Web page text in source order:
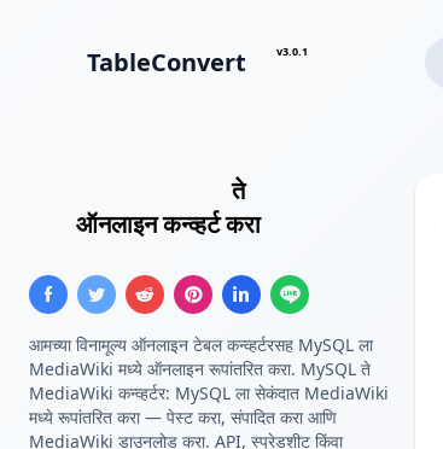
TableConvert v3.0.1
ते
ऑनलाइन कन्व्हर्ट करा
आमच्या विनामूल्य ऑनलाइन टेबल कन्व्हर्टरसह MySQL ला
MediaWiki मध्ये ऑनलाइन रूपांतरित करा. MySQL ते
MediaWiki कन्व्हर्टर: MySQL ला सेकंदात MediaWiki
मध्ये रूपांतरित करा — पेस्ट करा, संपादित करा आणि
MediaWiki डाउनलोड करा. API, स्प्रेडशीट किंवा